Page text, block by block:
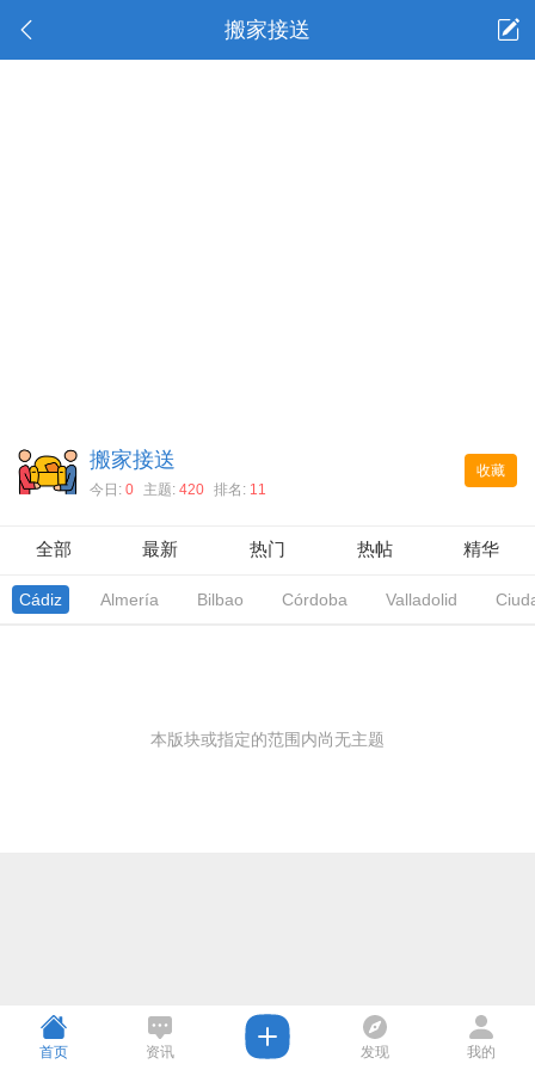
搬家接送
收藏
搬家接送
今日: 0 主题: 420 排名: 11
全部 最新 热门 热帖 精华
Cádiz Almería Bilbao Córdoba Valladolid
本版块或指定的范围内尚无主题
首页 资讯 发现 我的